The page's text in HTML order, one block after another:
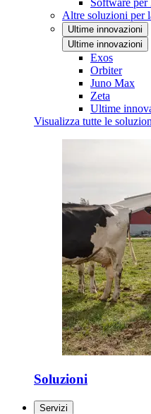
Software per
Altre soluzioni per
Ultime innovazioni
Ultime innovazioni
Exos
Orbiter
Juno Max
Zeta
Ultime
Visualizza tutte le
Soluzioni
Servizi